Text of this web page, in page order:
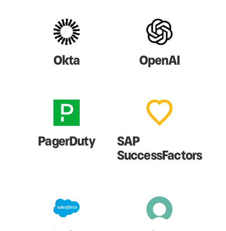
Okta OpenAI
PagerDuty SAP
SuccessFactors